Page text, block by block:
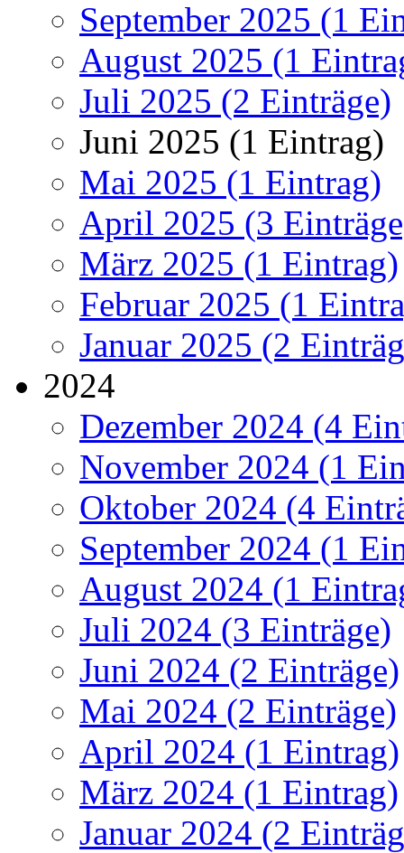
September 2025 (1
August 2025 (1
Juli 2025 (2 Einträge)
Juni 2025 (1 Eintrag)
Mai 2025 (1 Eintrag)
April 2025 (3
März 2025 (1 Eintrag)
Februar 2025 (1
Januar 2025 (2
2024
Dezember 2024 (4
November 2024 (1
Oktober 2024 (4
September 2024 (1
August 2024 (1
Juli 2024 (3 Einträge)
Juni 2024 (2 Einträge)
Mai 2024 (2 Einträge)
April 2024 (1 Eintrag)
März 2024 (1 Eintrag)
Januar 2024 (2